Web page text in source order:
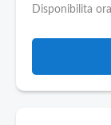
Disponibilita